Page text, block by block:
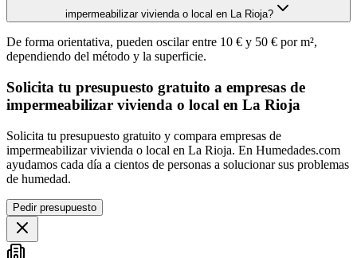
impermeabilizar vivienda o local en La Rioja?
De forma orientativa, pueden oscilar entre 10 € y 50 € por m²,
dependiendo del método y la superficie.
Solicita tu presupuesto gratuito a empresas de
impermeabilizar vivienda o local en La Rioja
Solicita tu presupuesto gratuito y compara empresas de
impermeabilizar vivienda o local en La Rioja. En Humedades.com
ayudamos cada día a cientos de personas a solucionar sus problemas
de humedad.
Pedir presupuesto